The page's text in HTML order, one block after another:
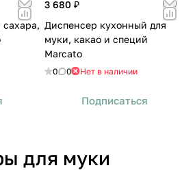
3 680 ₽
Диспенсер кухонный для
муки, какао и специй
Marcato
0 0 Нет в наличии
Подписаться
для муки